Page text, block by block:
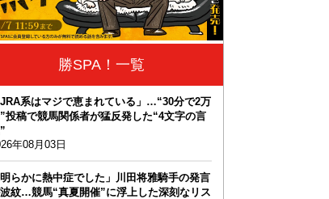
勝SPA！一覧
JRA系はマジで恵まれている」…“30分で2万
投稿で競馬関係者が猛反発した“4文字の言
年08月03日
明らかに熱中症でした」川田将雅騎手の発言
紋…競馬“真夏開催”に浮上した深刻なリス